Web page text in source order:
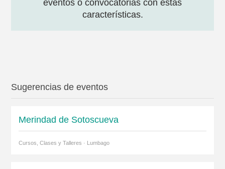
eventos o convocatorias con estas
características.
Sugerencias de eventos
Merindad de Sotoscueva
Cursos, Clases y Talleres · Lumbago